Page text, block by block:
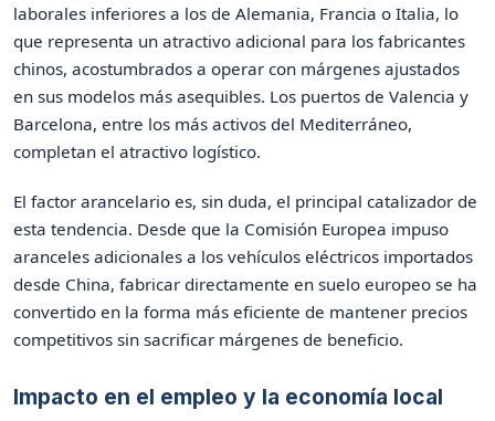
laborales inferiores a los de Alemania, Francia o Italia, lo
que representa un atractivo adicional para los fabricantes
chinos, acostumbrados a operar con márgenes ajustados
en sus modelos más asequibles. Los puertos de Valencia y
Barcelona, entre los más activos del Mediterráneo,
completan el atractivo logístico.
El factor arancelario es, sin duda, el principal catalizador de
esta tendencia. Desde que la Comisión Europea impuso
aranceles adicionales a los vehículos eléctricos importados
desde China, fabricar directamente en suelo europeo se ha
convertido en la forma más eficiente de mantener precios
competitivos sin sacrificar márgenes de beneficio.
Impacto en el empleo y la economía local